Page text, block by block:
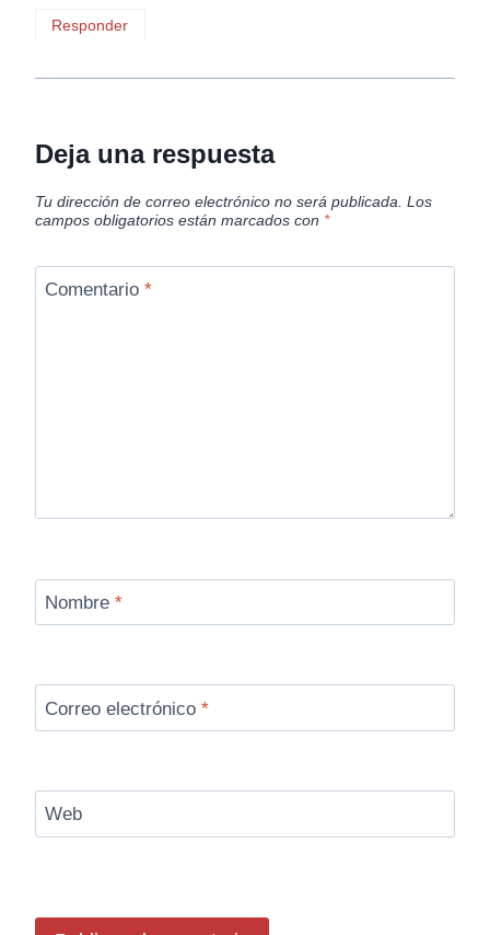
Responder
Deja una respuesta
Tu dirección de correo electrónico no será publicada. Los
campos obligatorios están marcados con *
Comentario *
Nombre *
Correo electrónico *
Web